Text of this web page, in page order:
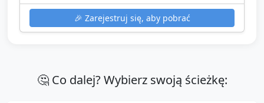
🎉 Zarejestruj się, aby pobrać
🤔 Co dalej? Wybierz swoją ścieżkę: